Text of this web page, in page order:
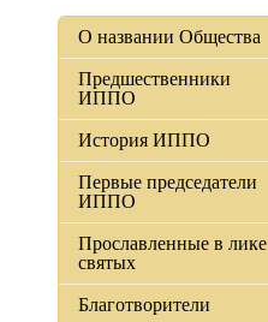
О названии Общества
Предшественники
ИППО
История ИППО
Первые председатели
ИППО
Прославленные в лике
святых
Благотворители